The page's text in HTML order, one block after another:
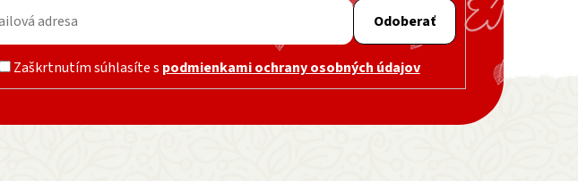
Odoberať
Zaškrtnutím súhlasíte s podmienkami ochrany osobných údajov